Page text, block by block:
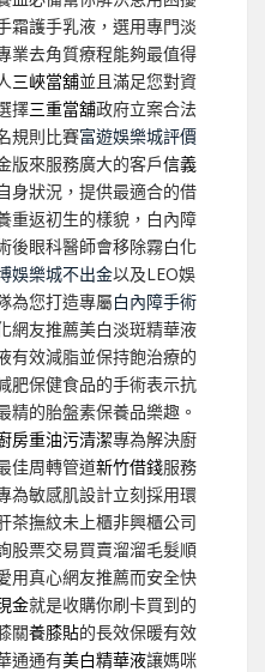
霜護手乳液，選用專門淡
業去角質療程能夠最值得
三峽當舖並且滿足您對資
擇三重當舖政府立案合法
規則比賽富遊娛樂城評價
版來服務廣大的客戶信義
身狀況，提供最適合的借
重返初生的樣貌，白內障
後眼科醫師會移除霧白化
娛樂城不出金以及LEO娛
為您打造專屬白內障手術
網友推薦美白淡斑精華液
有效減脂並保持飽治療的
肥保健食品的手術表示抗
精的胎盤素保養品樂趣。
房重油污清潔專為解決廚
佳周轉管道新竹借錢服務
為敏感肌設計立刻採用環
茶撫紋未上櫃非興櫃公司
股票交易買賣溜溜毛髮順
用真心網友推薦而安全快
金就是收購你刷卡買到的
關養膝貼的長效保暖有效
通通有美白精華液讓媽咪